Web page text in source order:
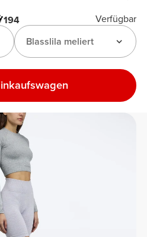
194
Verfügbar
Blasslila meliert